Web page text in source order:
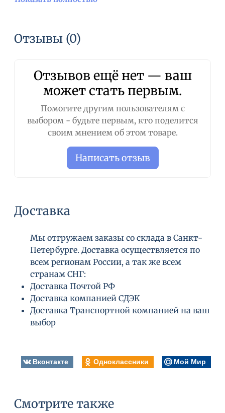
Отзывы (0)
Отзывов ещё нет — ваш
может стать первым.
Помогите другим пользователям с
выбором - будьте первым, кто поделится
своим мнением об этом товаре.
Написать отзыв
Доставка
Мы отгружаем заказы со склада в Санкт-
Петербурге. Доставка осуществляется по
всем регионам России, а так же всем
странам СНГ:
Доставка Почтой РФ
Доставка компанией СДЭК
Доставка Транспортной компанией на ваш
выбор
Вконтакте Одноклассники Мой Мир
Смотрите также